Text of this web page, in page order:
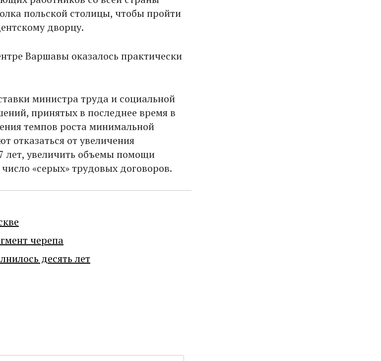
польской столицы, чтобы пройти
дворцу.
Варшавы оказалось практически
министра труда и социальной
принятых в последнее время в
темпов роста минимальной
отказаться от увеличения
лет, увеличить объемы помощи
«серых» трудовых договоров.
черепа
десять лет